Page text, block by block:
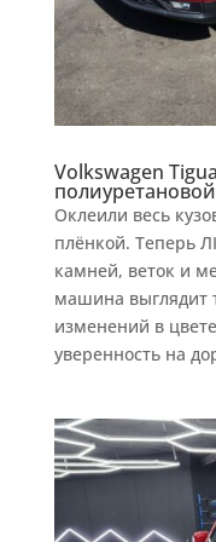
Volkswagen
Оклеили весь
плёнкой. Теперь
камней, веток и
машина выглядит
изменений в
уверенность на